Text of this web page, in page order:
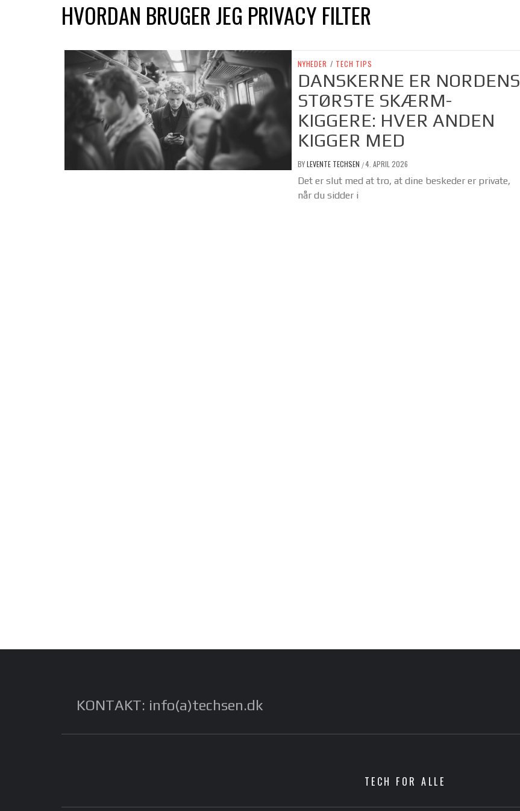
HVORDAN BRUGER JEG PRIVACY FILTER
NYHEDER / TECH TIPS
DANSKERNE ER NORDENS
STØRSTE SKÆRM-
KIGGERE: HVER ANDEN
KIGGER MED
BYLEVENTE TECHSEN /4. APRIL 2026
Det er slut med at tro, at dine beskeder er private,
når du sidder i
KONTAKT: info(a)techsen.dk
TECH FOR ALLE